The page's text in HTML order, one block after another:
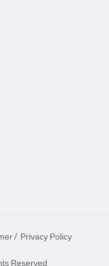
/ Privacy Policy
Reserved